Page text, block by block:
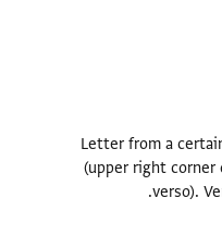
Letter from a
(upper right
verso).